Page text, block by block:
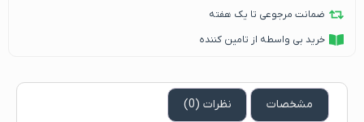
ضمانت مرجوعی تا یک هفته
خرید بی واسطه از تامین کننده
مشخصات نظرات (0)